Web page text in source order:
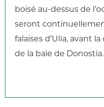
boisé au-dessus de
seront
falaises d’Ulia, avant
de la baie de